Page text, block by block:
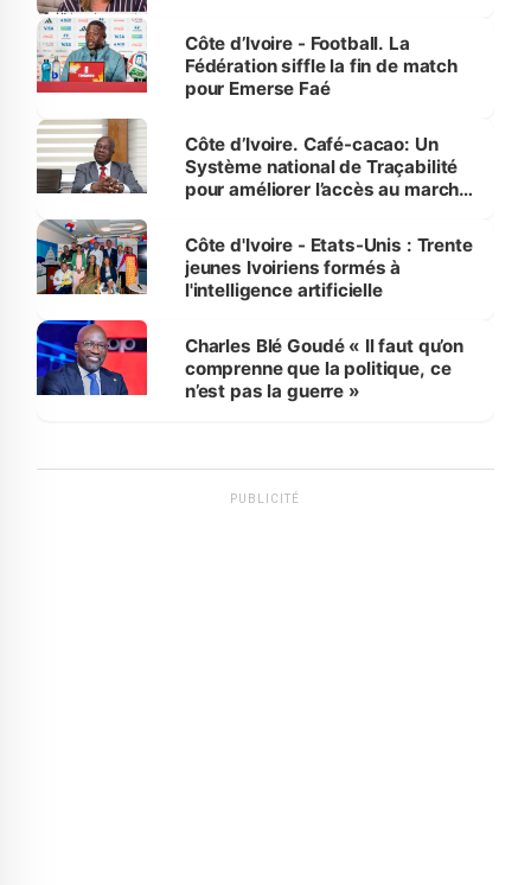
Côte d’Ivoire - Football. La
Fédération siffle la fin de match
pour Emerse Faé
Côte d’Ivoire. Café-cacao: Un
Système national de Traçabilité
pour améliorer l’accès au marché
Côte d'Ivoire - Etats-Unis : Trente
jeunes Ivoiriens formés à
l'intelligence artificielle
Charles Blé Goudé « Il faut qu’on
comprenne que la politique, ce
n’est pas la guerre »
PUBLICITÉ